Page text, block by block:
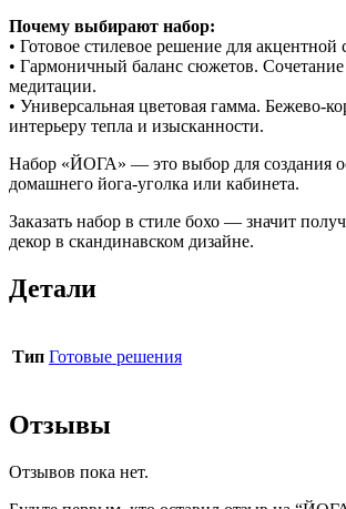
Почему выбирают набор:
• Готовое стилевое решение для
• Гармоничный баланс сюжетов.
медитации.
• Универсальная цветовая гамма. Бежево-
интерьеру тепла и изысканности.
Набор «ЙОГА» — это выбор для создания
домашнего йога-уголка или кабинета.
Заказать набор в стиле бохо — значит
декор в скандинавском дизайне.
Детали
Тип Готовые решения
Отзывы
Отзывов пока нет.